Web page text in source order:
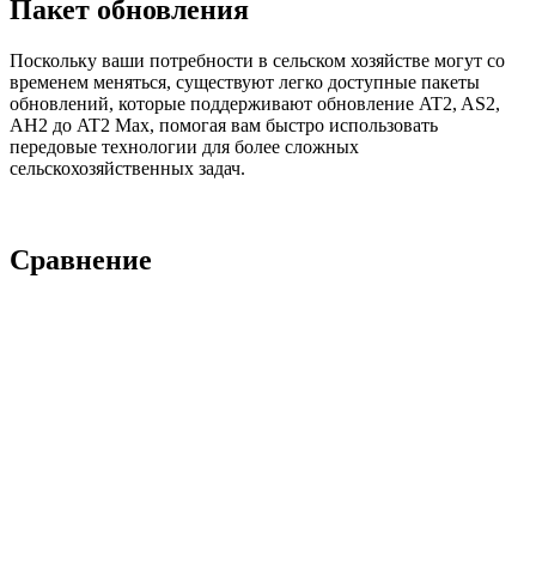
Пакет обновления
Поскольку ваши потребности в сельском хозяйстве могут со
временем меняться, существуют легко доступные пакеты
обновлений, которые поддерживают обновление AT2, AS2,
AH2 до AT2 Max, помогая вам быстро использовать
передовые технологии для более сложных
сельскохозяйственных задач.
Сравнение